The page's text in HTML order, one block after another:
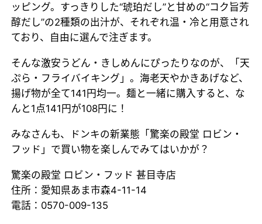
ッピング。すっきりした“琥珀だし”と甘めの“コク旨芳
醇だし”の2種類の出汁が、それぞれ温・冷と用意され
ており、自由に選んで注ぎます。
そんな激安うどん・きしめんにぴったりなのが、「天
ぷら・フライバイキング」。海老天やかきあげなど、
揚げ物が全て141円均一。麺と一緒に購入すると、な
んと1点141円が108円に！
みなさんも、ドンキの新業態「驚楽の殿堂 ロビン・
フッド」で買い物を楽しんでみてはいかが？
驚楽の殿堂 ロビン・フッド 甚目寺店
住所：愛知県あま市森4-11-14
電話：0570-009-135